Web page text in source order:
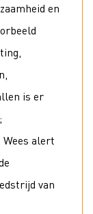
en
is er
alert
van